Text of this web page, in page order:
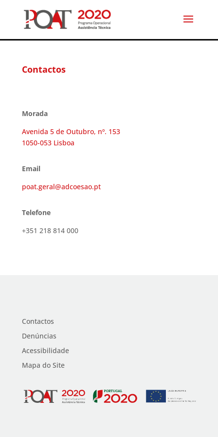
Contactos
Morada
Avenida 5 de Outubro, nº. 153
1050-053 Lisboa
Email
poat.geral@adcoesao.pt
Telefone
+351 218 814 000
Contactos
Denúncias
Acessibilidade
Mapa do Site